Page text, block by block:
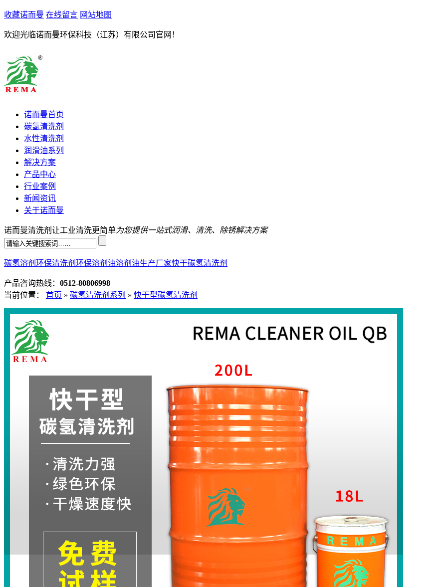
收藏诺而曼 在线留言 网站地图
欢迎光临诺而曼环保科技（江苏）有限公司官网！
诺而曼首页
碳氢清洗剂
水性清洗剂
润滑油系列
解决方案
产品中心
行业案例
新闻资讯
关于诺而曼
诺而曼清洗剂让工业清洗更简单为您提供一站式润滑、清洗、除锈解决方案
碳氢溶剂 环保清洗剂 环保溶剂油溶剂油生产厂家快干碳氢清洗剂
产品咨询热线： 0512-80806998
当前位置：
首页 » 碳氢清洗剂系列 » 快干型碳氢清洗剂